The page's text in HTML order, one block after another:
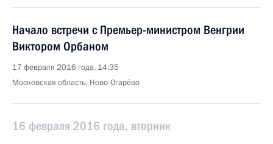
Начало встречи с Премьер-министром Венгрии
Виктором Орбаном
17 февраля 2016 года, 14:35
Московская область, Ново-Огарёво
16 февраля 2016 года, вторник